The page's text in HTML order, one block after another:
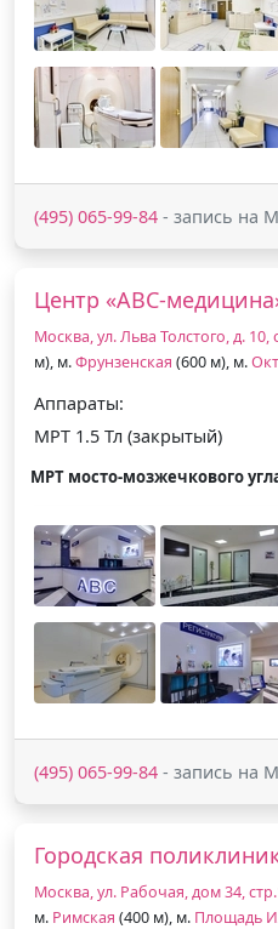
(495) 065-99-84 - запись на
Центр «АВС-
Москва, ул. Льва Толстого, д. 10,
м), м.Фрунзенская (600 м), м.
Аппараты:
МРТ 1.5 Тл (закрытый)
МРТ мосто-мозжечкового
(495) 065-99-84 - запись на
Городская
Москва, ул. Рабочая, дом 34,
м. Римская (400 м), м. Площадь